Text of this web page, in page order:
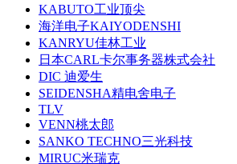
KABUTO工业顶尖
海洋电子KAIYODENSHI
KANRYU佳林工业
日本CARL卡尔事务器株式会社
DIC 迪爱生
SEIDENSHA精电舍电子
TLV
VENN桃太郎
SANKO TECHNO三光科技
MIRUC米瑞克